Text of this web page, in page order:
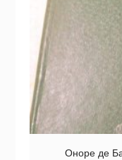
Оноре де